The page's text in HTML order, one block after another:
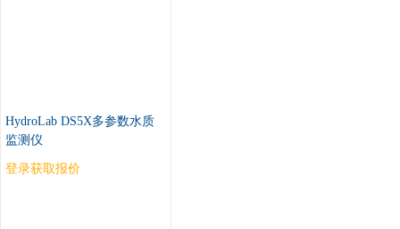
HydroLab DS5X多参数水质
监测仪
登录获取报价